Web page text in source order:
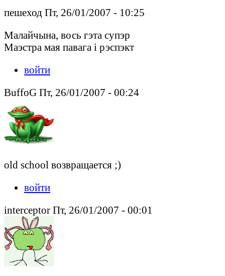
пешеход Пт, 26/01/2007 - 10:25
Малайчына, вось гэта супэр
Маэстра мая павага і рэспэкт
войти
BuffoG Пт, 26/01/2007 - 00:24
old school возвращается ;)
войти
interceptor Пт, 26/01/2007 - 00:01